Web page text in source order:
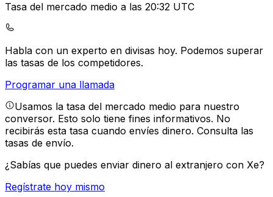
Tasa del mercado medio a las 20:32 UTC
Habla con un experto en divisas hoy. Podemos superar
las tasas de los competidores.
Programar una llamada
Usamos la tasa del mercado medio para nuestro
conversor. Esto solo tiene fines informativos. No
recibirás esta tasa cuando envíes dinero. Consulta las
tasas de envío.
¿Sabías que puedes enviar dinero al extranjero con Xe?
Regístrate hoy mismo